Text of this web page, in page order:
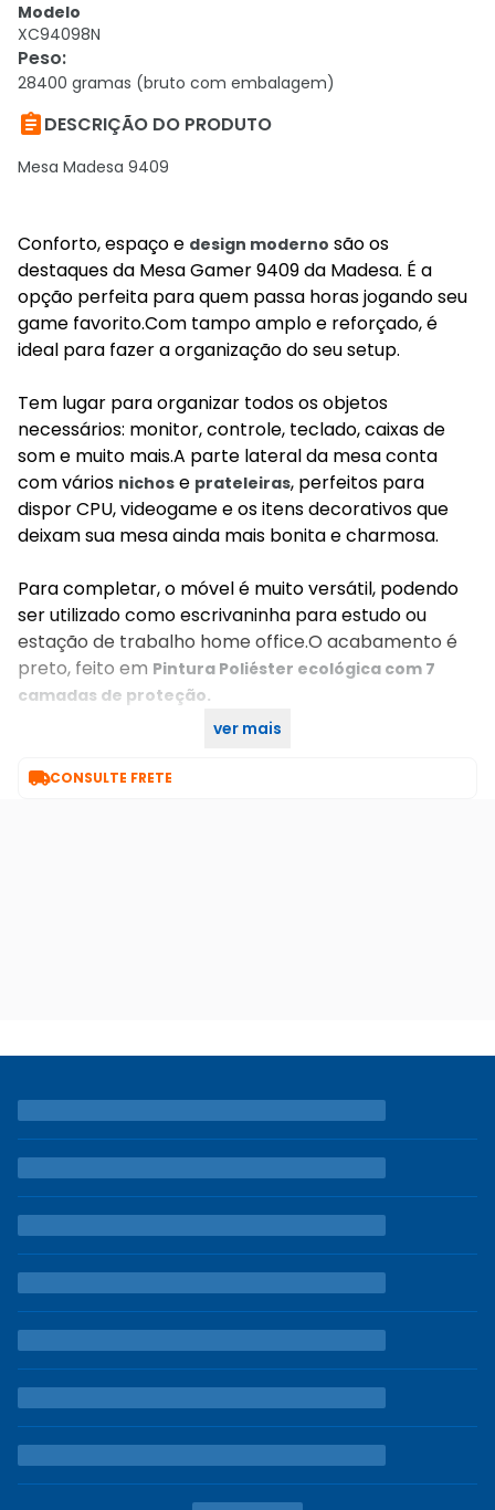
Modelo
XC94098N
Peso:
28400 gramas (bruto com embalagem)
DESCRIÇÃO DO PRODUTO
Mesa Madesa 9409
Conforto, espaço e design moderno são os
destaques da Mesa Gamer 9409 da Madesa. É a
opção perfeita para quem passa horas jogando seu
game favorito.Com tampo amplo e reforçado, é
ideal para fazer a organização do seu setup.
Tem lugar para organizar todos os objetos
necessários: monitor, controle, teclado, caixas de
som e muito mais.A parte lateral da mesa conta
com vários nichos e prateleiras, perfeitos para
dispor CPU, videogame e os itens decorativos que
deixam sua mesa ainda mais bonita e charmosa.
Para completar, o móvel é muito versátil, podendo
ser utilizado como escrivaninha para estudo ou
estação de trabalho home office.O acabamento é
preto, feito em Pintura Poliéster ecológica com 7
camadas de proteção.
ver mais
CONSULTE FRETE